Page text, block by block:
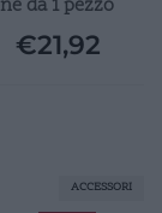
da 1 pezzo
€21,92
ACCESSORI